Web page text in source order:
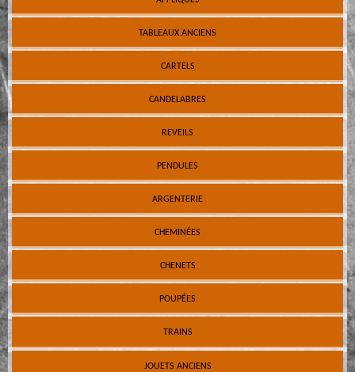
TABLEAUX ANCIENS
CARTELS
CANDELABRES
REVEILS
PENDULES
ARGENTERIE
CHEMINÉES
CHENETS
POUPÉES
TRAINS
JOUETS ANCIENS